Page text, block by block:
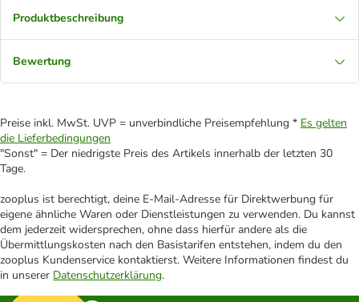
Produktbeschreibung
Bewertung
Preise inkl. MwSt. UVP = unverbindliche Preisempfehlung * Es gelten
die Lieferbedingungen
"Sonst" = Der niedrigste Preis des Artikels innerhalb der letzten 30
Tage.
zooplus ist berechtigt, deine E-Mail-Adresse für Direktwerbung für
eigene ähnliche Waren oder Dienstleistungen zu verwenden. Du kannst
dem jederzeit widersprechen, ohne dass hierfür andere als die
Übermittlungskosten nach den Basistarifen entstehen, indem du den
zooplus Kundenservice kontaktierst. Weitere Informationen findest du
in unserer Datenschutzerklärung.